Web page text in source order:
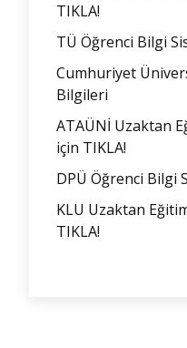
TIKLA!
TÜ Öğrenci Bilgi
Cumhuriyet
Bilgileri
ATAÜNİ Uzaktan
için TIKLA!
DPÜ Öğrenci Bilgi
KLU Uzaktan
TIKLA!